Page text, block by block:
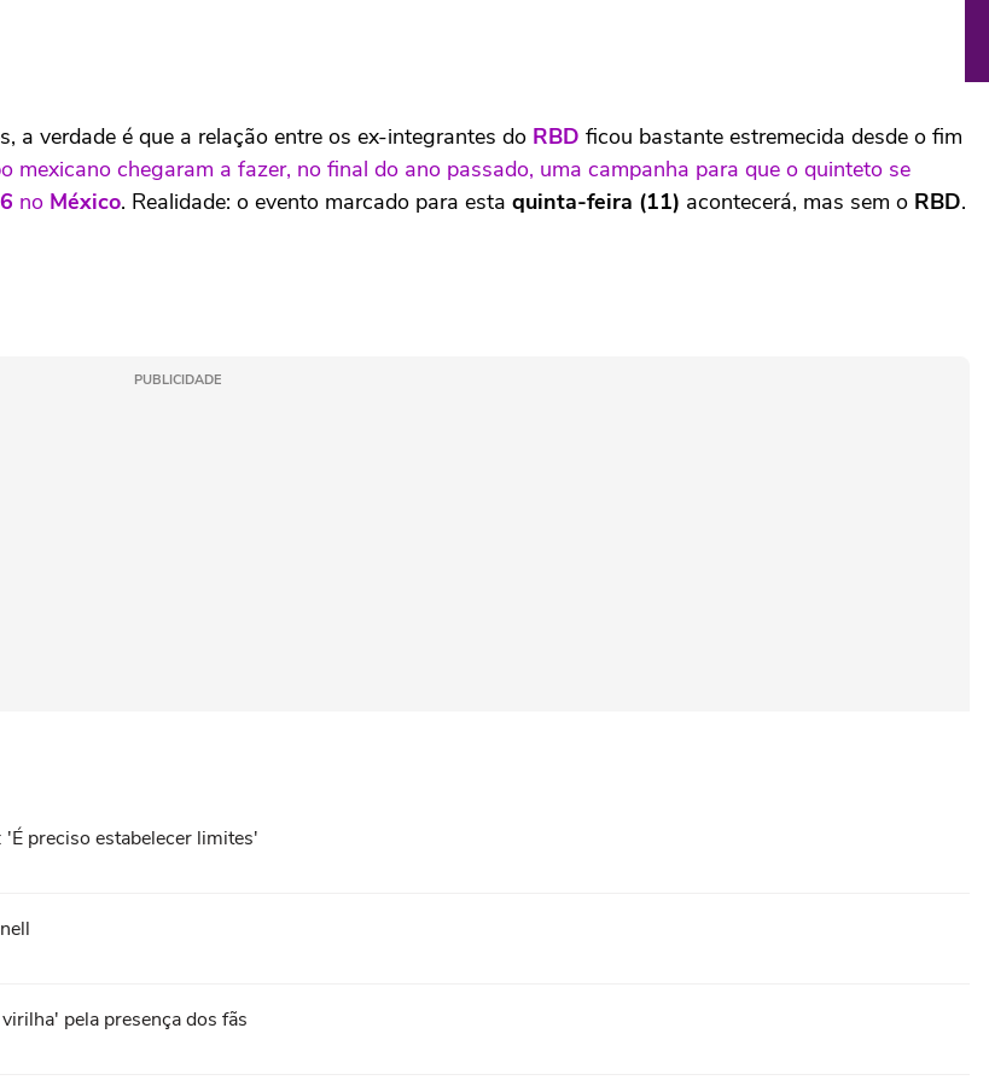
a verdade é que a relação entre os ex-integrantes do RBD ficou bastante estremecida desde o fim
mexicano chegaram a fazer, no final do ano passado, uma campanha para que o quinteto se
no México. Realidade: o evento marcado para esta quinta-feira (11) acontecerá, mas sem o RBD.
PUBLICIDADE
'É preciso estabelecer limites'
pela presença dos fãs